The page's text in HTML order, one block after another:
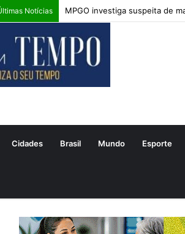
Notícias MPGO investiga suspeita de
Cidades Brasil Mundo Esporte